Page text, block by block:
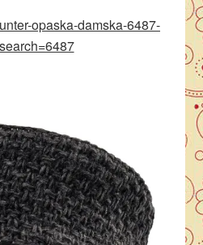
opaska-damska-6487-